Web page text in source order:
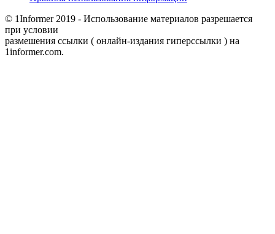
© 1Informer 2019 - Использование материалов разрешается
при условии
размешения ссылки ( онлайн-издания гиперссылки ) на
1informer.com.